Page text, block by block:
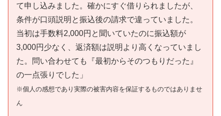
て申し込みました。確かにすぐ借りられましたが、
条件が口頭説明と振込後の請求で違っていました。
当初は手数料2,000円と聞いていたのに振込額が
3,000円少なく、返済額は説明より高くなっていまし
た。問い合わせても『最初からそのつもりだった』
の一点張りでした」
※個人の感想であり実際の被害内容を保証するものではありませ
ん